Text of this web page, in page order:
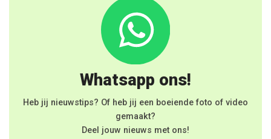
Whatsapp ons!
Heb jij nieuwstips? Of heb jij een boeiende foto of video
gemaakt?
Deel jouw nieuws met ons!